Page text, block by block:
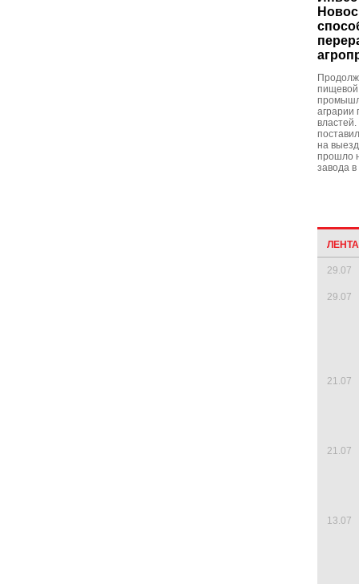
аграрии
на
прошло
завода
29.07
29.07
21.07
21.07
13.07